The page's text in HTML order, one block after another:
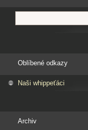
Oblíbené odkazy
Naši whippeťáci
Archiv